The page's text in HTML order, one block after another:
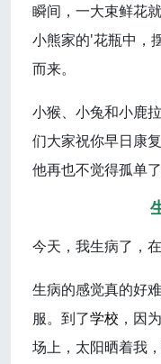
瞬间，一大束鲜花
小熊家的'花瓶中，
而来。
小猴、小兔和小鹿
们大家祝你早日康
他再也不觉得孤单了
今天，我生病了，在
生病的感觉真的好
服。到了学校 ，因
场上，太阳晒着我